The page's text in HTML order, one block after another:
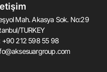
u
b
e
d
i
n
-
i
Mah. Akasya Sok. No:29
TURKEY
+90 212 598 55 98